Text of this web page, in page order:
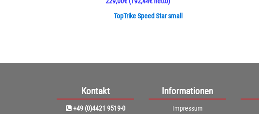
TopTrike Speed Star small
Kontakt
+49 (0)4421 9519-0
Informationen
Impressum